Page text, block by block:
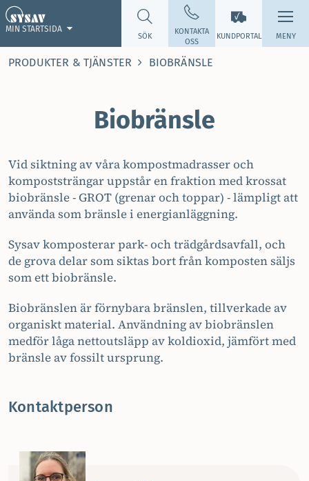
KUNDPORTAL
SÖK
KONTAKTA
OSS
MENY
MIN STARTSIDA
PRODUKTER & TJÄNSTER BIOBRÄNSLE
Biobränsle
Vid siktning av våra kompostmadrasser och
kompoststrängar uppstår en fraktion med krossat
biobränsle - GROT (grenar och toppar) - lämpligt att
använda som bränsle i energianläggning.
Sysav komposterar park- och trädgårdsavfall, och
de grova delar som siktas bort från komposten säljs
som ett biobränsle.
Biobränslen är förnybara bränslen, tillverkade av
organiskt material. Användning av biobränslen
medför låga nettoutsläpp av koldioxid, jämfört med
bränsle av fossilt ursprung.
Kontaktperson